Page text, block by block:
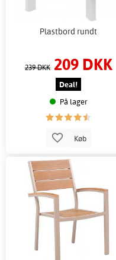
Plastbord rundt
239 DKK 209 DKK
Deal!
På lager
Køb